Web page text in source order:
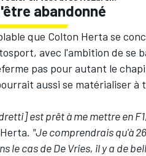
abandonné
que Colton Herta se
avec l'ambition de se
pas pour autant le
aussi se matérialiser à
est prêt à me mettre en
"Je comprendrais qu'à
le cas de De Vries, il y a de